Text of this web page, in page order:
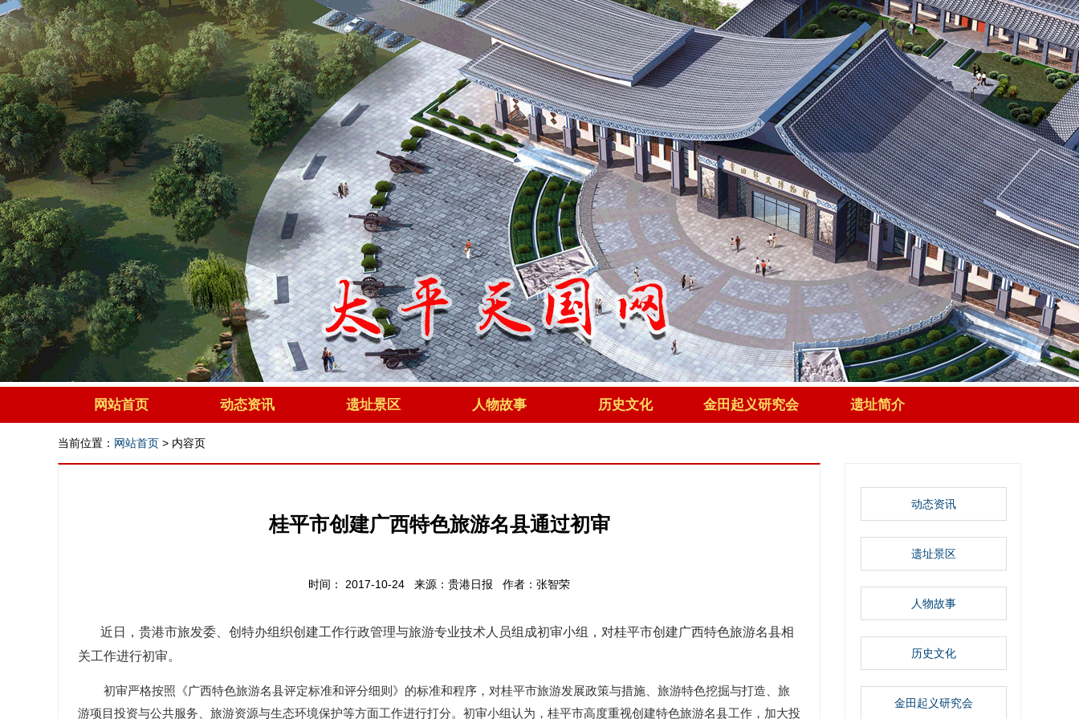
网站首页 动态资讯 遗址景区 人物故事 历史文化 金田起义研究会 遗址简介
当前位置： 网站首页 > 内容页
桂平市创建广西特色旅游名县通过初审
时间： 2017-10-24 来源：贵港日报 作者：张智荣
近日，贵港市旅发委、创特办组织创建工作行政管理与旅游专业技术人员组成初审小组，对桂平市创建广西特色旅游名县相
关工作进行初审。
初审严格按照《广西特色旅游名县评定标准和评分细则》的标准和程序，对桂平市旅游发展政策与措施、旅游特色挖掘与打造、旅
游项目投资与公共服务、旅游资源与生态环境保护等方面工作进行打分。初审小组认为，桂平市高度重视创建特色旅游名县工作，加大投
动态资讯
遗址景区
人物故事
历史文化
金田起义研究会